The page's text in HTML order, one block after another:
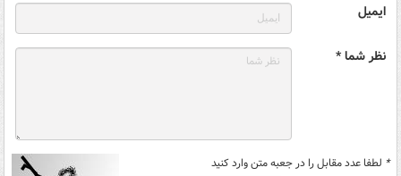
ایمیل
نظر شما *
* لطفا عدد مقابل را در جعبه متن وارد کنید